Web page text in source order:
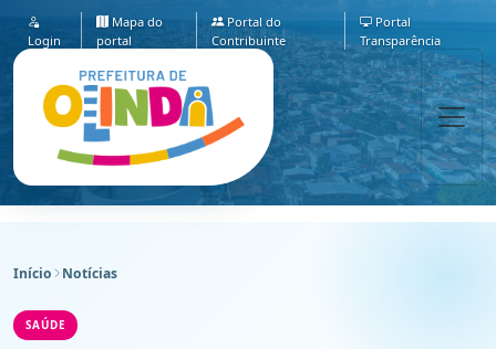
Login
Mapa do
portal
Portal do
Contribuinte
Portal
Transparência
Início Notícias
SAÚDE